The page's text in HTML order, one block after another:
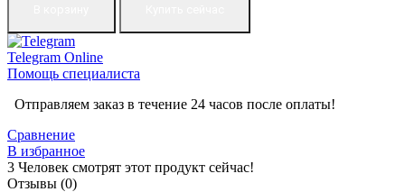
Telegram Online
Помощь специалиста
Отправляем заказ в течение 24 часов после оплаты!
Сравнение
В избранное
3 Человек смотрят этот продукт сейчас!
Отзывы (0)